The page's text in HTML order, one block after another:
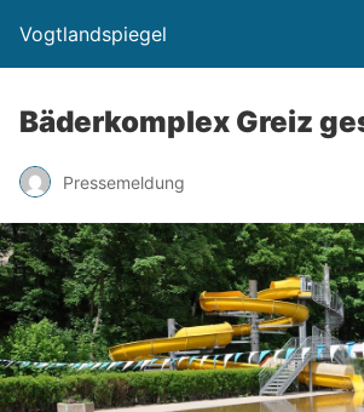
Vogtlandspiegel
Bäderkomplex Greiz
Pressemeldung